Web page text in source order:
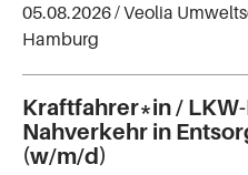
05.08.2026 /Veolia
Hamburg
Kraftfahrer*in /
Nahverkehr in
(w/m/d)